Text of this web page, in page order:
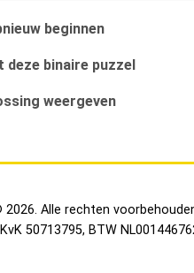
beginnen
deze binaire puzzel
weergeven
2026. Alle rechten
50713795, BTW